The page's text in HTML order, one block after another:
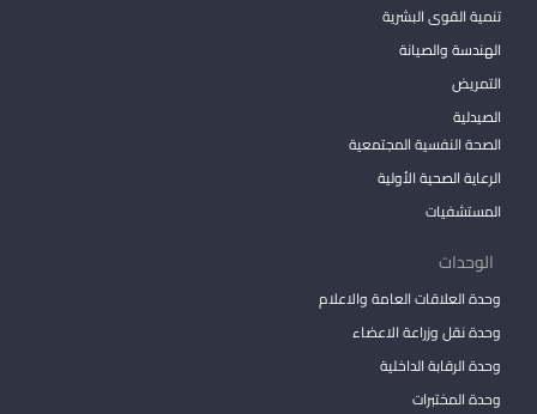
تنمية القوى البشرية
الهندسة والصيانة
التمريض
الصيدلية
الصحة النفسية المجتمعية
الرعاية الصحية الأولية
المستشفيات
الوحدات
وحدة العلاقات العامة والاعلام
وحدة نقل وزراعة الاعضاء
وحدة الرقابة الداخلية
وحدة المختبرات